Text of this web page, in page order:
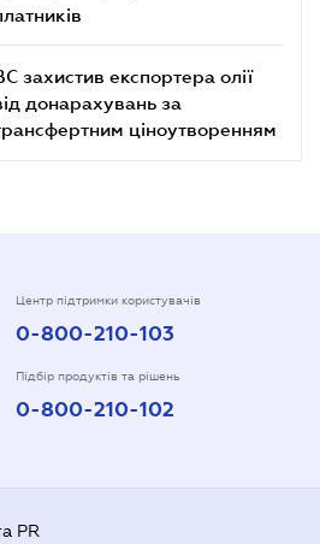
захистив експортера олії
донарахувань за
ціноутворенням
Центр підтримки користувачів
0-800-210-103
Підбір продуктів та рішень
0-800-210-102
PR